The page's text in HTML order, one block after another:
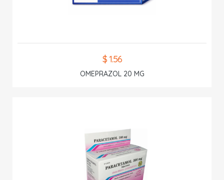
$ 1.56
OMEPRAZOL 20 MG